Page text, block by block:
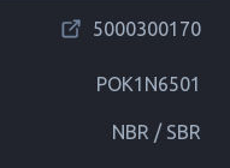
5000300170
POK1N6501
NBR / SBR